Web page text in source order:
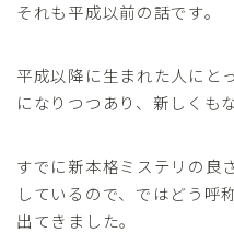
それも平成以前の話です。
平成以降に生まれた人にと
になりつつあり、新しくも
すでに新本格ミステリの良
しているので、ではどう呼
出てきました。